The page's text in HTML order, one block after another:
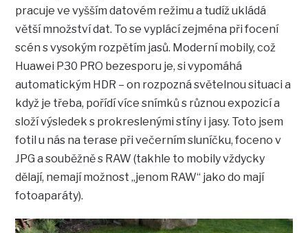
pracuje ve vyšším datovém režimu a tudíž ukládá
větší množství dat. To se vyplácí zejména při focení
scén s vysokým rozpětím jasů. Moderní mobily, což
Huawei P30 PRO bezesporu je, si vypomáhá
automatickým HDR – on rozpozná světelnou situaci a
když je třeba, pořídí více snímků s různou expozicí a
složí výsledek s prokreslenými stíny i jasy. Toto jsem
fotil u nás na terase při večerním sluníčku, foceno v
JPG a souběžně s RAW (takhle to mobily vždycky
dělají, nemají možnost „jenom RAW“ jako do mají
fotoaparáty).